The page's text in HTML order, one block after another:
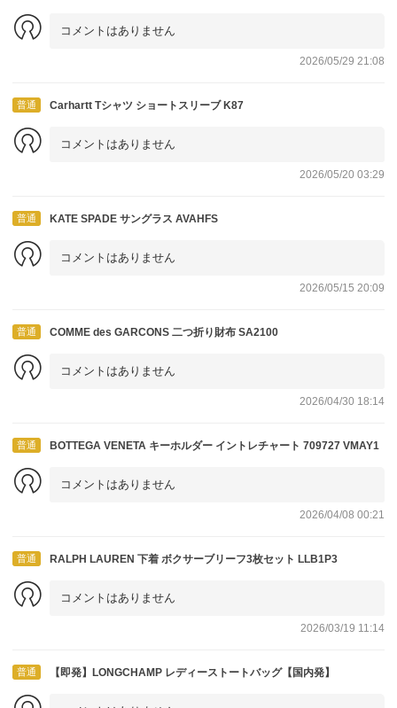
コメントはありません
2026/05/29 21:08
普通 Carhartt Tシャツ ショートスリーブ K87
コメントはありません
2026/05/20 03:29
普通 KATE SPADE サングラス AVAHFS
コメントはありません
2026/05/15 20:09
普通 COMME des GARCONS 二つ折り財布 SA2100
コメントはありません
2026/04/30 18:14
普通 BOTTEGA VENETA キーホルダー イントレチャート 709727 VMAY1
コメントはありません
2026/04/08 00:21
普通 RALPH LAUREN 下着 ボクサーブリーフ3枚セット LLB1P3
コメントはありません
2026/03/19 11:14
普通 【即発】LONGCHAMP レディーストートバッグ【国内発】